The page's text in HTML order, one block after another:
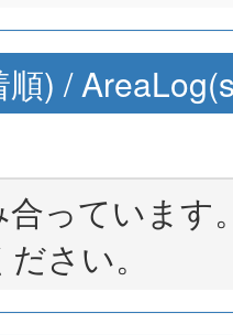
) /
っていま
さい。